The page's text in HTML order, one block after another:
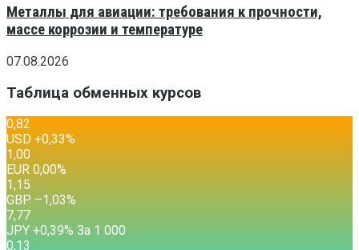
Металлы для авиации: требования к прочности,
массе коррозии и температуре
07.08.2026
Таблица обменных курсов
0,82
USD +0,33%
1,00
EUR 0,00%
1,15
GBP –1,03%
7,77
JPY +0,39% За 1 000
0,13